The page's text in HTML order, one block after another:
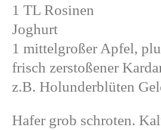
1 TL Rosinen
Joghurt
1 mittelgroßer Apfel,
frisch zerstoßener
z.B. Holunderblüten
Hafer grob schroten.